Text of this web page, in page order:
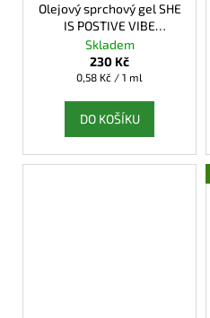
Olejový sprchový gel SHE
IS POSTIVE VIBE
AFRODITA COSMETICS
Skladem
230 Kč
Měrná
0,58 Kč / 1 ml
DO KOŠÍKU